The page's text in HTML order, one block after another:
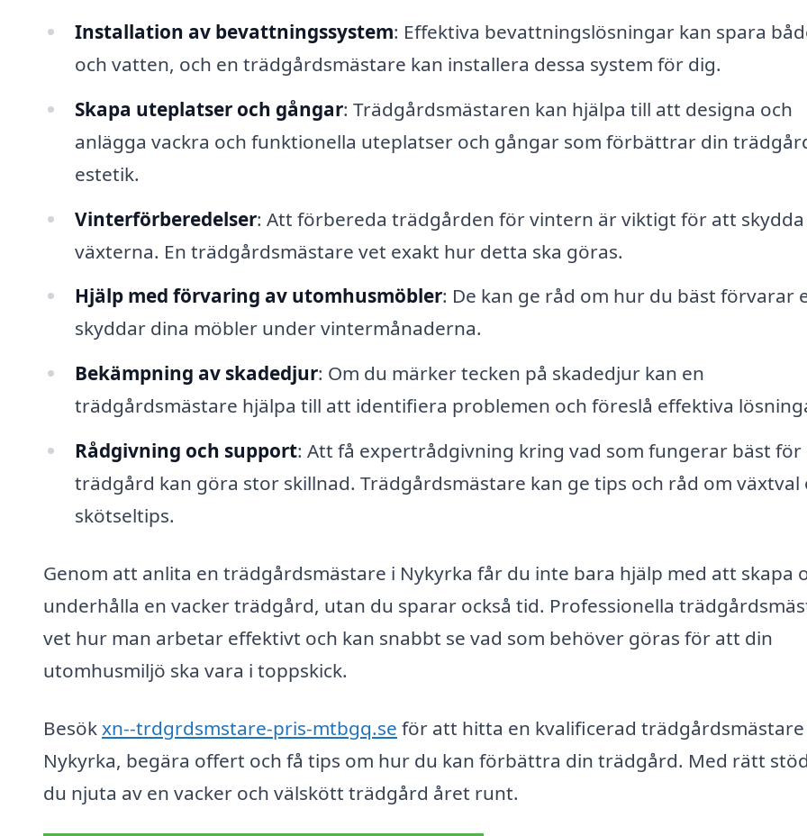
Installation av bevattningssystem: Effektiva bevattningslösningar kan spara
och vatten, och en trädgårdsmästare kan installera dessa system för dig.
Skapa uteplatser och gångar: Trädgårdsmästaren kan hjälpa till att designa och
anlägga vackra och funktionella uteplatser och gångar som förbättrar din
estetik.
Vinterförberedelser: Att förbereda trädgården för vintern är viktigt för att skydda
växterna. En trädgårdsmästare vet exakt hur detta ska göras.
Hjälp med förvaring av utomhusmöbler: De kan ge råd om hur du bäst förvarar
skyddar dina möbler under vintermånaderna.
Bekämpning av skadedjur: Om du märker tecken på skadedjur kan en
trädgårdsmästare hjälpa till att identifiera problemen och föreslå effektiva
Rådgivning och support: Att få expertrådgivning kring vad som fungerar bäst för
trädgård kan göra stor skillnad. Trädgårdsmästare kan ge tips och råd om växtval
skötseltips.
Genom att anlita en trädgårdsmästare i Nykyrka får du inte bara hjälp med att skapa
underhålla en vacker trädgård, utan du sparar också tid. Professionella
vet hur man arbetar effektivt och kan snabbt se vad som behöver göras för att din
utomhusmiljö ska vara i toppskick.
Besökxn--trdgrdsmstare-pris-mtbgq.se för att hitta en kvalificerad
Nykyrka, begära offert och få tips om hur du kan förbättra din trädgård. Med rätt
du njuta av en vacker och välskött trädgård året runt.